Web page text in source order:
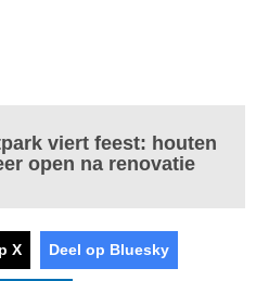
viert feest: houten
open na renovatie
X Deel op Bluesky